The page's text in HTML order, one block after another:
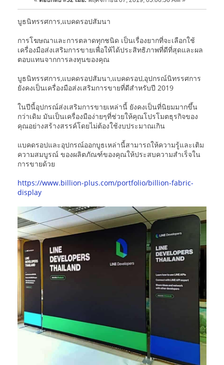
บูธนิทรรศการ,แบคดรอปสัมนา
การโฆษณาและการตลาดทุกชนิด เป็นเรื่องยากที่จะเลือกใช้
เครื่องมือส่งเสริมการขายเพื่อให้ได้ประสิทธิภาพที่ดีที่สุดและผล
ตอบแทนจากการลงทุนของคุณ
บูธนิทรรศการ,แบคดรอปสัมนา,แบคดรอป,อุปกรณ์นิทรรศการ
ยังคงเป็นเครื่องมือส่งเสริมการขายที่ดีสำหรับปี 2019
ในปีนี้อุปกรณ์ส่งเสริมการขายเหล่านี้ ยังคงเป็นที่นิยมมากขึ้น
กว่าเดิม มันเป็นเครื่องมือง่ายๆที่ช่วยให้คุณโปรโมตธุรกิจของ
คุณอย่างสร้างสรรค์โดยไม่ต้องใช้งบประมาณเกิน
แบคดรอปและอุปกรณ์ออกบูธเหล่านี้สามารถให้ความรู้และเติม
ความสมบูรณ์ ของผลิตภัณฑ์ของคุณให้ประสบความสำเร็จใน
การขายด้วย
https://www.billion-plus.com/portfolio/billion-fabric-
display